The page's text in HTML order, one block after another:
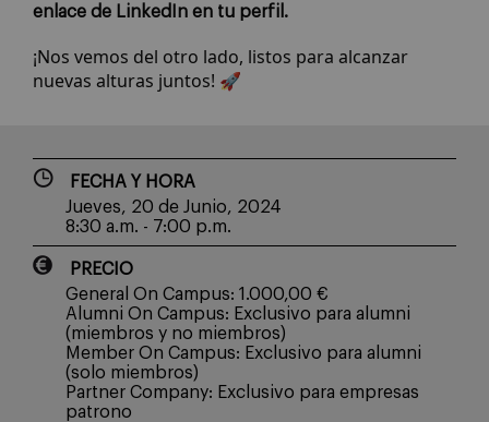
enlace de LinkedIn en tu perfil.
¡Nos vemos del otro lado, listos para alcanzar
nuevas alturas juntos! 🚀
FECHA Y HORA
Jueves, 20 de Junio, 2024
8:30 a.m. - 7:00 p.m.
PRECIO
General On Campus: 1.000,00 €
Alumni On Campus: Exclusivo para alumni
(miembros y no miembros)
Member On Campus: Exclusivo para alumni
(solo miembros)
Partner Company: Exclusivo para empresas
patrono